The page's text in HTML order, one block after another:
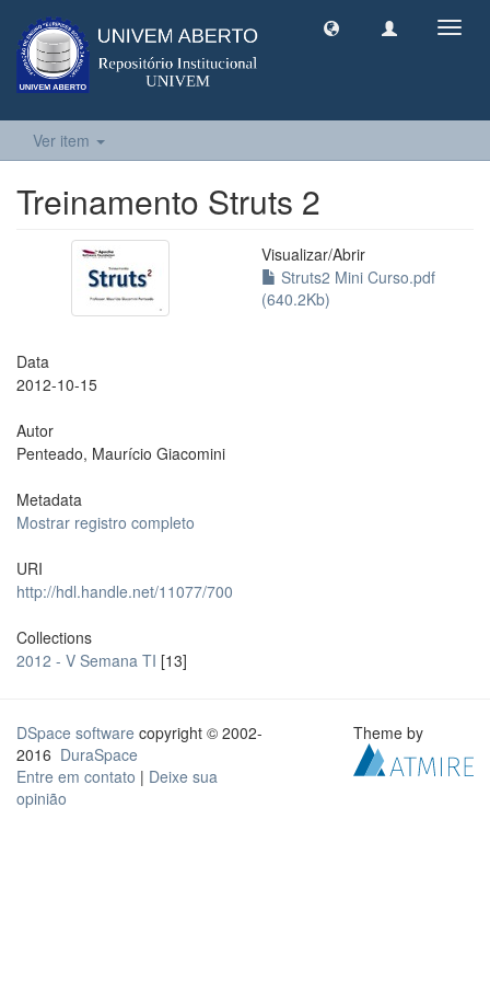
Ver item
Treinamento Struts 2
Visualizar/Abrir
Struts2 Mini Curso.pdf
(640.2Kb)
Data
2012-10-15
Autor
Penteado, Maurício Giacomini
Metadata
Mostrar registro completo
URI
http://hdl.handle.net/11077/700
Collections
2012 - V Semana TI [13]
DSpace software copyright © 2002-
2016 DuraSpace
Entre em contato | Deixe sua
opinião
Theme by